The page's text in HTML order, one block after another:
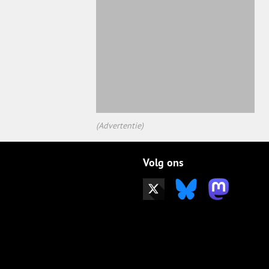
(Advertentie)
Volg ons